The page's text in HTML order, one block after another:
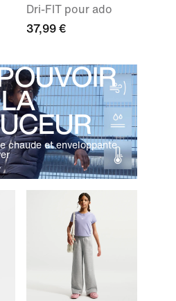
Dri-FIT pour ado
37,99 €
chaude et enveloppante